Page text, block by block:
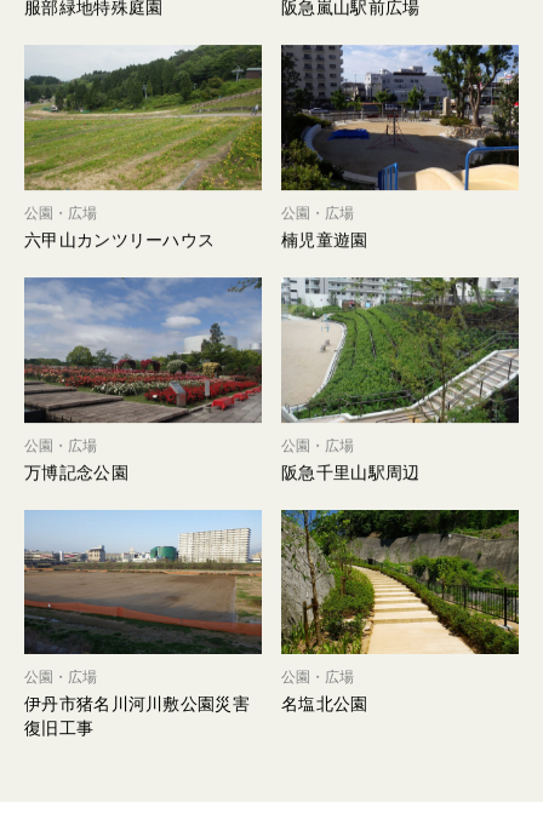
服部緑地特殊庭園 阪急嵐山駅前広場
公園・広場
六甲山カンツリーハウス
公園・広場
楠児童遊園
公園・広場
万博記念公園
公園・広場
阪急千里山駅周辺
公園・広場
伊丹市猪名川河川敷公園災害
復旧工事
公園・広場
名塩北公園